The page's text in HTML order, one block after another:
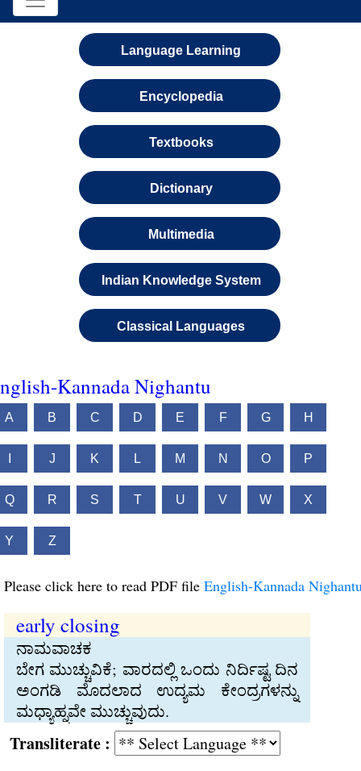
Language Learning
Encyclopedia
Textbooks
Dictionary
Multimedia
Indian Knowledge System
Classical Languages
Kannada Nighantu
A B C D E F G H
J K L M N O P
Q R S T U V W X
Y Z
Please click here to read PDF file English-Kannada
early closing
ನಾಮವಾಚಕ
ಬೇಗ ಮುಚ್ಚುವಿಕೆ; ವಾರದಲ್ಲಿ ಒಂದು ನಿರ್ದಿಷ್ಟ ದಿನ
ಅಂಗಡಿ ಮೊದಲಾದ ಉದ್ಯಮ ಕೇಂದ್ರಗಳನ್ನು
ಮಧ್ಯಾಹ್ನವೇ ಮುಚ್ಚುವುದು.
: